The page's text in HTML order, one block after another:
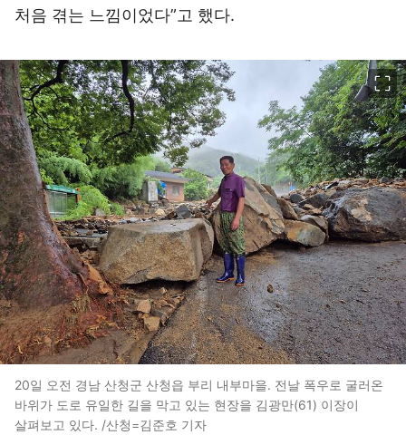
처음 겪는 느낌이었다”고 했다.
20일 오전 경남 산청군 산청읍 부리 내부마을. 전날 폭우로 굴러온
바위가 도로 유일한 길을 막고 있는 현장을 김광만(61) 이장이
살펴보고 있다. /산청=김준호 기자